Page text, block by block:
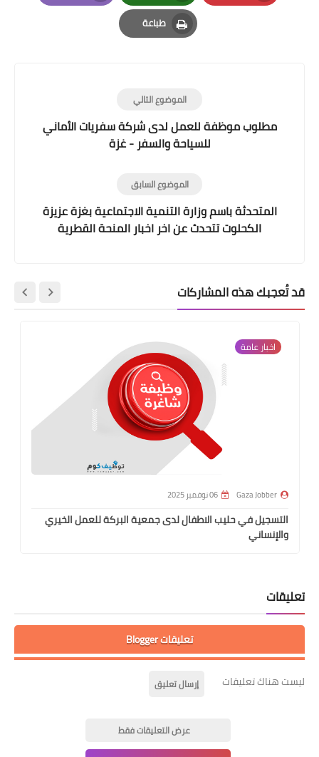
Pinterest
Whatsapp
Email
طباعة
Print
الموضوع التالي
مطلوب موظفة للعمل لدى شركة سفريات الأماني
للسياحة والسفر - غزة
الموضوع السابق
المتحدثة باسم وزارة التنمية الاجتماعية بغزة عزيزة
الكحلوت تتحدث عن اخر اخبار المنحة القطرية
قد تُعجبك هذه المشاركات
اخبار عامة
Gaza Jobber 06 نوفمبر 2025
التسجيل في حليب الاطفال لدى جمعية البركة للعمل الخيري
والإنساني
تعليقات
تعليقات Blogger
ليست هناك تعليقات إرسال تعليق
عرض التعليقات فقط